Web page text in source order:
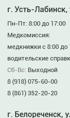
г. Усть-
Пн-Пт: 8:00 до 17:00
Медкомиссия:
медкнижки с 8:00 до
водительские
Сб-Вс: Выходной
8 (918) 075-60-00
8 (861) 352-20-20
г. Белореченск,